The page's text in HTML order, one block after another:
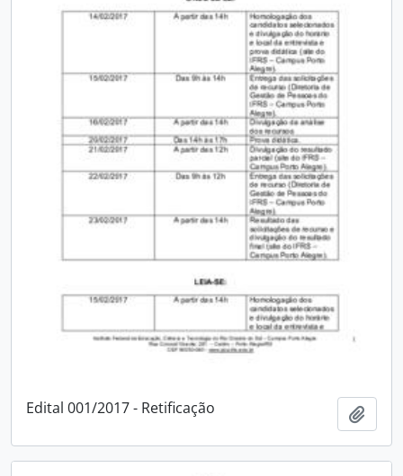
Edital 001/2017 - Retificação